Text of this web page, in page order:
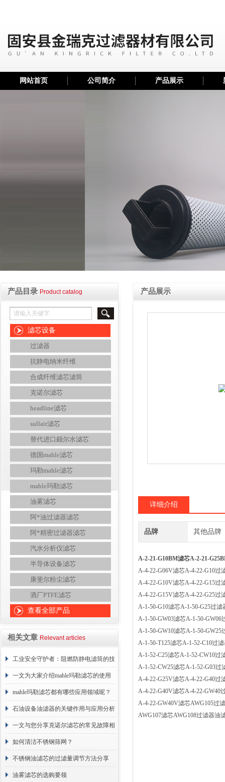
网站首页 公司简介 产品展示
产品目录 Product catalog
滤芯设备
过滤器
抗静电纳米纤维
合成纤维滤芯滤筒
克诺尔滤芯
headline滤芯
sullair滤芯
替代进口颇尔水滤芯
德国mahle滤芯
玛勒mahle滤芯
mahle玛勒滤芯
油雾滤芯
阿*油过滤器滤芯
阿*精密过滤器滤芯
汽水分析仪滤芯
半导体设备滤芯
康斐尔粉尘滤芯
酒厂PTFE滤芯
查看全部产品
相关文章 Relevant articles
工业安全守护者：阻燃防静电滤筒的技
术原理与应用解析
一文为大家介绍mahle玛勒滤芯的使用
原理
mahle玛勒滤芯都有哪些应用领域呢？
石油设备油滤器的关键作用与应用分析
一文与您分享克诺尔滤芯的常见故障相
应解决方法
如何清洁不锈钢筛网？
不锈钢油滤芯的过滤量调节方法分享
油雾滤芯的选购要领
产品展示
详细介绍
品牌 其他品牌
A-2-21-G10BM滤芯A-2-21-
A-4-22-G06V滤芯A-4-22-G10过
A-4-22-G10V滤芯A-4-22-G15过
A-4-22-G15V滤芯A-4-22-G25过
A-1-50-G10滤芯A-1-50-G25过
A-1-50-GW03滤芯A-1-50-GW06
A-1-50-GW10滤芯A-1-50-GW25
A-1-50-T125滤芯A-1-52-C10过
A-1-52-C25滤芯A-1-52-CW10过
A-1-52-CW25滤芯A-1-52-G03过
A-4-22-G25V滤芯A-4-22-G40过
A-4-22-G40V滤芯A-4-22-GW40
A-4-22-GW40V滤芯AWG105过
AWG107滤芯AWG108过滤器油